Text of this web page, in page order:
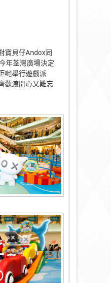
寶貝仔Andox同
年荃灣廣場決定
哋舉行遊戲派
歡渡開心又難忘